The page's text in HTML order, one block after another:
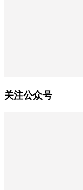
关注公众号